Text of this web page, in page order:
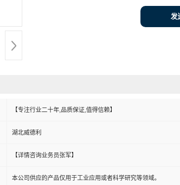
发
【专注行业二十年,品质保证,值得信赖】
湖北威德利
【详情咨询业务员张军】
本公司供应的产品仅用于工业应用或者科学研究等领域。